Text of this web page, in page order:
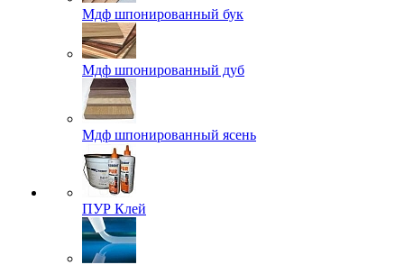
Мдф шпонированный бук
Мдф шпонированный дуб
Мдф шпонированный ясень
ПУР Клей